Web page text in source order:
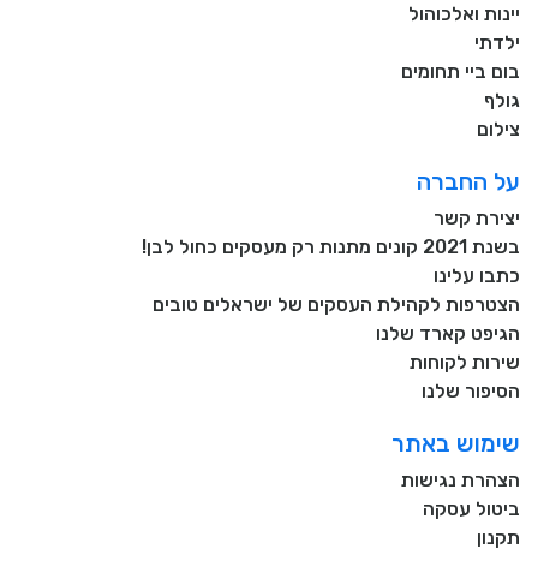
יינות ואלכוהול
ילדתי
בום ביי תחומים
גולף
צילום
על החברה
יצירת קשר
בשנת 2021 קונים מתנות רק מעסקים כחול לבן!
כתבו עלינו
הצטרפות לקהילת העסקים של ישראלים טובים
הגיפט קארד שלנו
שירות לקוחות
הסיפור שלנו
שימוש באתר
הצהרת נגישות
ביטול עסקה
תקנון